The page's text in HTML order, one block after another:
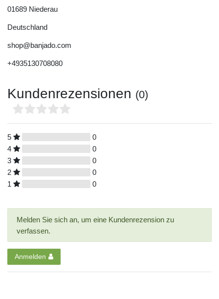
01689 Niederau
Deutschland
shop@banjado.com
+4935130708080
Kundenrezensionen (0)
5
0
4
0
3
0
2
0
1
0
Melden Sie sich an, um eine Kundenrezension zu
verfassen.
Anmelden